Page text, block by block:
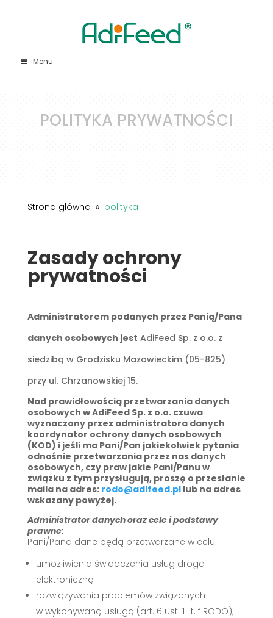
Menu
POLITYKA PRYWATNOŚCI
Strona główna 9 polityka
Zasady ochrony
prywatności
Administratorem podanych przez Panią/Pana
danych osobowych jest AdiFeed Sp. z o.o. z
siedzibą w Grodzisku Mazowieckim (05-825)
przy ul. Chrzanowskiej 15.
Nad prawidłowością przetwarzania danych
osobowych w AdiFeed Sp. z o.o. czuwa
wyznaczony przez administratora danych
koordynator ochrony danych osobowych
(KOD) i jeśli ma Pani/Pan jakiekolwiek pytania
odnośnie przetwarzania przez nas danych
osobowych, czy praw jakie Pani/Panu w
związku z tym przysługują, proszę o przesłanie
maila na adres: rodo@adifeed.pllub na adres
wskazany powyżej.
Administrator danych oraz cele i podstawy
prawne:
Pani/Pana dane będą przetwarzane w celu:
umożliwienia świadczenia usług droga
elektroniczną
rozwiązywania problemów związanych
w wykonywaną usługą (art. 6 ust. 1 lit. f RODO);